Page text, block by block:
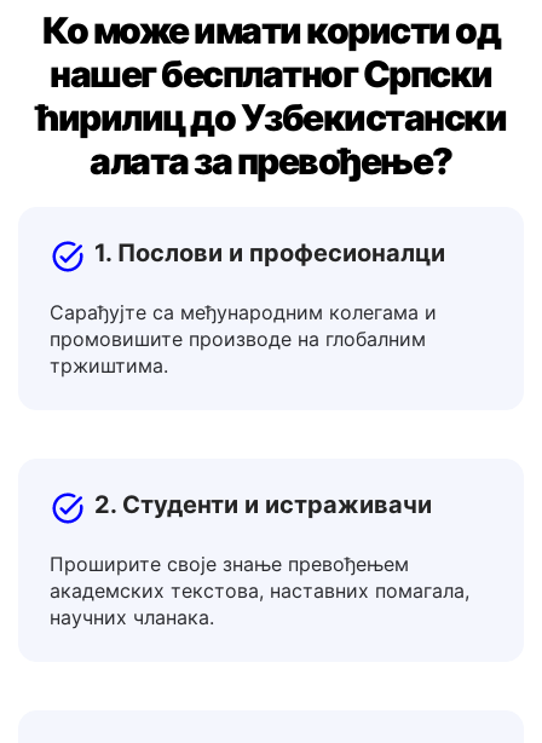
Ко може имати користи од
нашег бесплатног Српски
ћирилиц до Узбекистански
1. Послови и професионалци
Сарађујте са међународним колегама и
2. Студенти и истраживачи
Проширите своје знање превођењем